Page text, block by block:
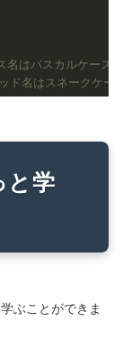
はパスカルケース
ド名はスネークケー
と学
ぶことができま